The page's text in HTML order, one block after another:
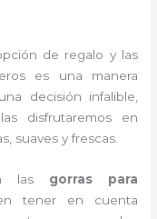
de regalo y las
es una manera
decisión infalible,
disfrutaremos en
suaves y frescas.
las gorras para
tener en cuenta